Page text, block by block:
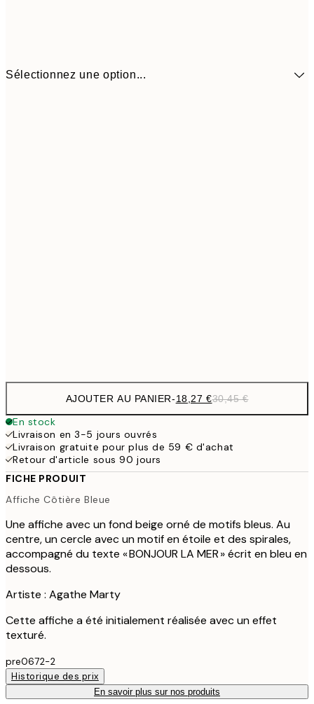
Sélectionnez une option...
AJOUTER AU PANIER-18,27 €30,45 €
En stock
Livraison en 3-5 jours ouvrés
Livraison gratuite pour plus de 59 € d'achat
Retour d'article sous 90 jours
FICHE PRODUIT
Affiche Côtière Bleue
Une affiche avec un fond beige orné de motifs bleus. Au
centre, un cercle avec un motif en étoile et des spirales,
accompagné du texte « BONJOUR LA MER » écrit en bleu en
dessous.
Artiste : Agathe Marty
Cette affiche a été initialement réalisée avec un effet
texturé.
pre0672-2
Historique des prix
En savoir plus sur nos produits